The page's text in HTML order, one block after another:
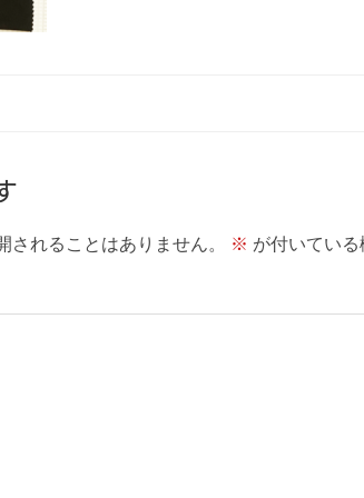
されることはありません。 ※ が付いてい